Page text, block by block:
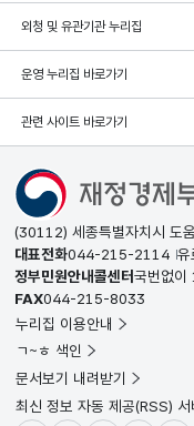
외청 및 유관기관 누리집
운영 누리집 바로가기
관련 사이트 바로가기
(30112) 세종특별자치시 도
대표전화044-215-2114 유
정부민원안내콜센터국번없이
FAX044-215-8033
누리집 이용안내
ㄱ~ㅎ 색인
문서보기 내려받기
최신 정보 자동 제공(RSS) 서